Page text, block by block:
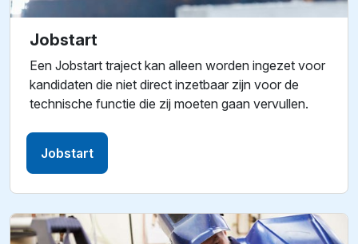
Jobstart
Een Jobstart traject kan alleen worden ingezet voor
kandidaten die niet direct inzetbaar zijn voor de
technische functie die zij moeten gaan vervullen.
Jobstart